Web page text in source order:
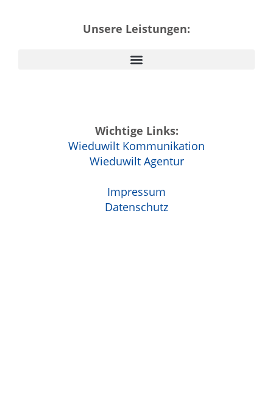
Unsere Leistungen:
Wichtige Links:
Wieduwilt Kommunikation
Wieduwilt Agentur
Impressum
Datenschutz